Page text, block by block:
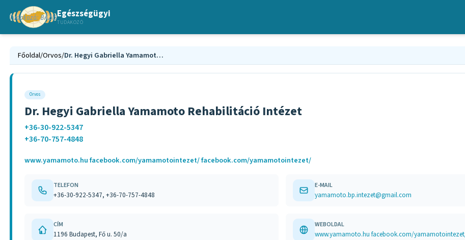
Egészségügyi
TUDAKOZÓ
Főoldal/Orvos/ Dr. Hegyi Gabriella Yamamoto Rehabilitáció Intézet
Orvos
Dr. Hegyi Gabriella Yamamoto Rehabilitáció Intézet
+36-30-922-5347
+36-70-757-4848
www.yamamoto.hu facebook.com/yamamotointezet/ facebook.com/yamamotointezet/
TELEFON
+36-30-922-5347, +36-70-757-4848
E-MAIL
yamamoto.bp.intezet@gmail.com
CÍM
1196 Budapest, Fő u. 50/a
WEBOLDAL